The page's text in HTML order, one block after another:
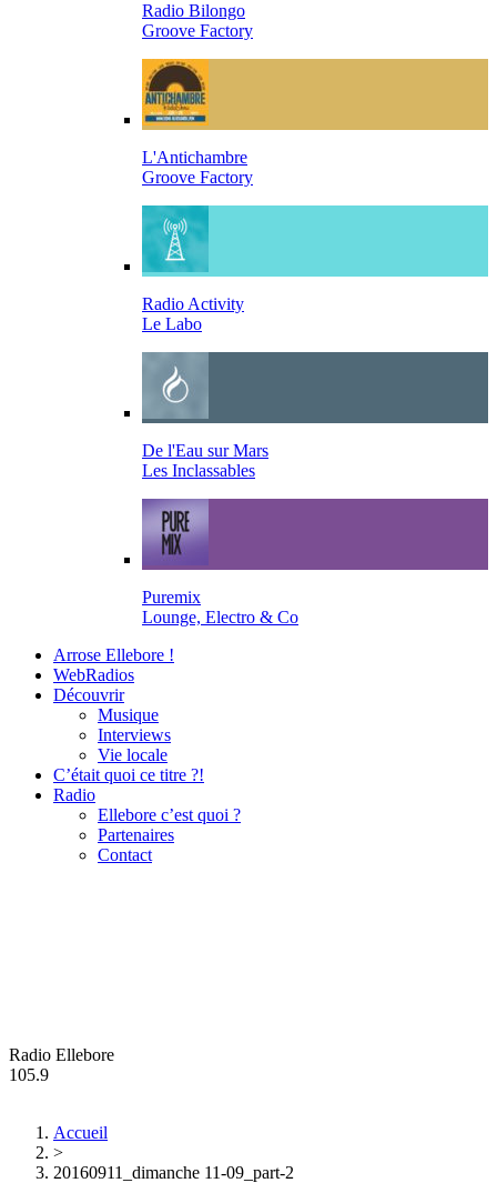
Radio Bilongo
Groove Factory
L'Antichambre
Groove Factory
Radio Activity
Le Labo
De l'Eau sur Mars
Les Inclassables
Puremix
Lounge, Electro & Co
Arrose Ellebore !
WebRadios
Découvrir
Musique
Interviews
Vie locale
C’était quoi ce titre ?!
Radio
Ellebore c’est quoi ?
Partenaires
Contact
Radio Ellebore
105.9
Accueil
>
20160911_dimanche 11-09_part-2